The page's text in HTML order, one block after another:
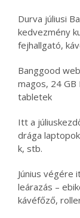
Durva júliusi
kedvezmény
fejhallgató,
Banggood
magos, 24
tabletek
Itt a
drága
k, stb.
Június végére
leárazás –
kávéfőző,